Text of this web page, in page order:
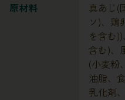
原材料
真あじ(
ソ)、鶏
を含む
含む)、
(小麦粉
油脂、
乳化剤